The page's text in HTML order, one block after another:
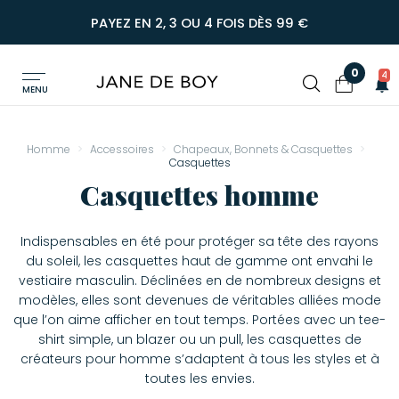
PAYEZ EN 2, 3 OU 4 FOIS DÈS 99 €
MENU
0 4
Homme Accessoires
Chapeaux, Bonnets & Casquettes
Casquettes
Casquettes homme
Indispensables en été pour protéger sa tête des rayons
du soleil, les casquettes haut de gamme ont envahi le
vestiaire masculin. Déclinées en de nombreux designs et
modèles, elles sont devenues de véritables alliées mode
que l’on aime afficher en tout temps. Portées avec un tee-
shirt simple, un blazer ou un pull, les casquettes de
créateurs pour homme s’adaptent à tous les styles et à
toutes les envies.